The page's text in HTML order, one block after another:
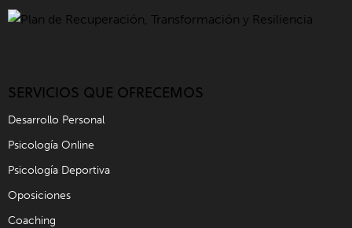
SERVICIOS QUE OFRECEMOS
Desarrollo Personal
Psicología Online
Psicología Deportiva
Oposiciones
Coaching